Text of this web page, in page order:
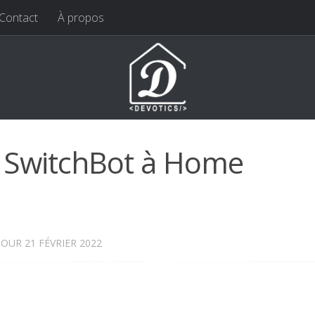
Contact À propos
à Home
21 FÉVRIER 2022